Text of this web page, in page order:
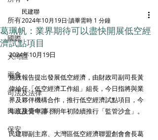
所有
國際
大灣區
兩會
司法及法律
民政及青年事務
保安
葛珮帆：業界期待可以盡快開展低空經
濟試點項目
民建聯
2024年10月19日 讀畢需時 1 分鐘
2024年10月19日
施政報告提出發展低空經濟，由財政司副司長黃
偉綸任「低空經濟工作組」組長，今日指將與業
界及夥伴機構合作，推行低空經濟試點項目，今
年底接受申請，明年初陸續推行「監管沙盒」。
民建聯副主席、大灣區低空經濟聯盟創會會長葛